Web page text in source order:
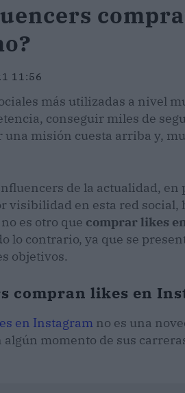
11:56
más utilizadas a nivel
conseguir miles de
una misión cuesta arriba y,
de la actualidad, en
visibilidad en esta red social,
es otro que comprar likes
lo contrario, ya que se
objetivos.
compran likes en
en Instagram no es una
momento de sus